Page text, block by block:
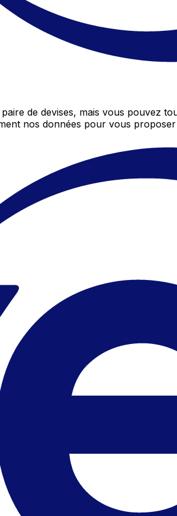
de devises, mais vous pouvez
nos données pour vous